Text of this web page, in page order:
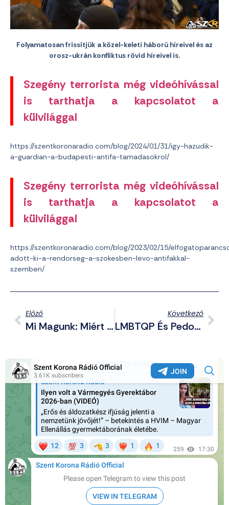
Folyamatosan frissítjük a közel-keleti háború híreivel és az
orosz-ukrán konfliktus rövid híreivel is.
Szegény terrorista még videóhívással
is tarthatja a kapcsolatot a
külvilággal
https://szentkoronaradio.com/blog/2024/01/31/igy-hazudik-
a-guardian-a-budapesti-antifa-tamadasokrol/
Szegény terrorista még videóhívással
is tarthatja a kapcsolatot a
külvilággal
https://szentkoronaradio.com/blog/2023/02/15/
adott-ki-a-rendorseg-a-szokesben-levo-antifakkal-
szemben/
Előző
Mi Magunk: Miért Nem Sikerült Bevenni Kijevet? – Az Orosz-Ukrán Konfliktus Értékelése Tyirityán Zsolttal
Következő
LMBTQP És Pedofil Drag Queen Programokat Pénzel Az Európai Bizottság